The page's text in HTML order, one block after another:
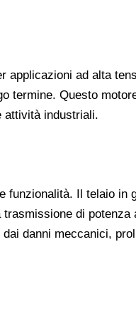
applicazioni ad alta
termine. Questo
attività industriali.
funzionalità. Il telaio
di potenza
danni meccanici,